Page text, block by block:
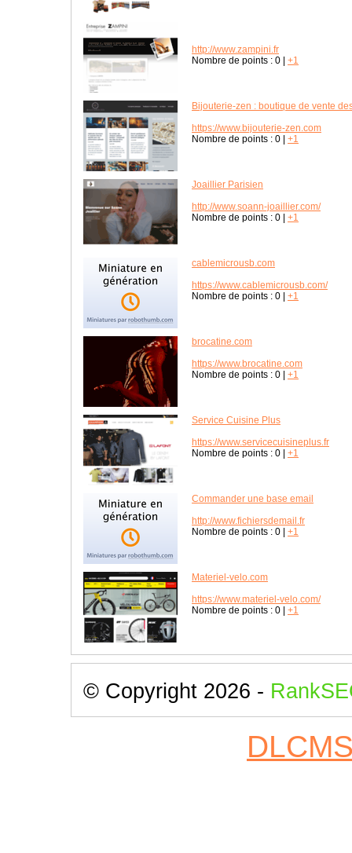
http://www.zampini.fr
Nombre de points : 0 +1
Bijouterie-zen : boutique de vente
https://www.bijouterie-zen.com
Nombre de points : 0 +1
Joaillier Parisien
http://www.soann-joaillier.com/
Nombre de points : 0 +1
cablemicrousb.com
https://www.cablemicrousb.com/
Nombre de points : 0 +1
brocatine.com
https://www.brocatine.com
Nombre de points : 0 +1
Service Cuisine Plus
https://www.servicecuisineplus.fr
Nombre de points : 0 +1
Commander une base email
http://www.fichiersdemail.fr
Nombre de points : 0 +1
Materiel-velo.com
https://www.materiel-velo.com/
Nombre de points : 0 +1
© Copyright 2026 -